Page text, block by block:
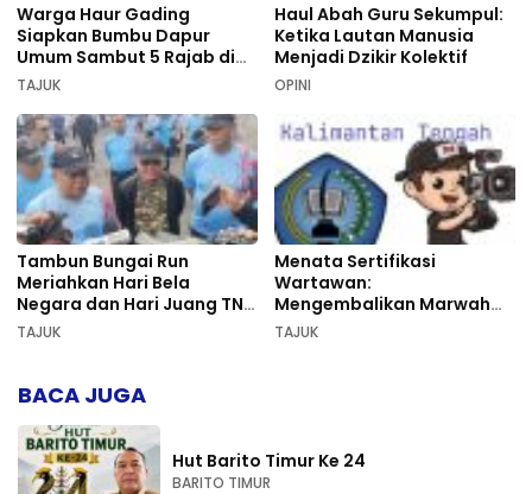
Warga Haur Gading
Siapkan Bumbu Dapur
Umum Sambut 5 Rajab di
Sekumpul
TAJUK
Haul Abah Guru Sekumpul:
Ketika Lautan Manusia
Menjadi Dzikir Kolektif
OPINI
Tambun Bungai Run
Meriahkan Hari Bela
Negara dan Hari Juang TNI
AD di Palangka Raya
TAJUK
Menata Sertifikasi
Wartawan:
Mengembalikan Marwah
Pers dan Keadilan
TAJUK
BACA JUGA
Hut Barito Timur Ke 24
BARITO TIMUR